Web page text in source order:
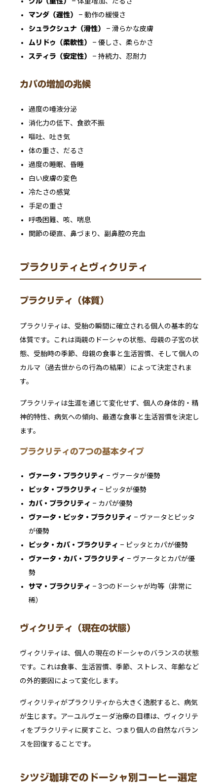
マンダ（遅性） – 動作の緩慢さ
シュラクシュナ（滑性） – 滑らかな皮膚
ムリドゥ（柔軟性） – 優しさ、柔らかさ
スティラ（安定性） – 持続力、忍耐力
カパの増加の兆候
過度の唾液分泌
消化力の低下、食欲不振
嘔吐、吐き気
体の重さ、だるさ
過度の睡眠、昏睡
白い皮膚の変色
冷たさの感覚
手足の重さ
呼吸困難、咳、喘息
関節の硬直、鼻づまり、副鼻腔の充血
プラクリティとヴィクリティ
プラクリティ（体質）
プラクリティは、受胎の瞬間に確立される個人の基本的な
体質です。これは両親のドーシャの状態、母親の子宮の状
態、受胎時の季節、母親の食事と生活習慣、そして個人の
カルマ（過去世からの行為の結果）によって決定されま
す。
プラクリティは生涯を通じて変化せず、個人の身体的・精
神的特性、病気への傾向、最適な食事と生活習慣を決定し
ます。
プラクリティの7つの基本タイプ
ヴァータ・プラクリティ – ヴァータが優勢
ピッタ・プラクリティ – ピッタが優勢
カパ・プラクリティ – カパが優勢
ヴァータ・ピッタ・プラクリティ – ヴァータとピッタ
が優勢
ピッタ・カパ・プラクリティ – ピッタとカパが優勢
ヴァータ・カパ・プラクリティ – ヴァータとカパが優
勢
サマ・プラクリティ – 3つのドーシャが均等（非常に
稀）
ヴィクリティ（現在の状態）
ヴィクリティは、個人の現在のドーシャのバランスの状態
です。これは食事、生活習慣、季節、ストレス、年齢など
の外的要因によって変化します。
ヴィクリティがプラクリティから大きく逸脱すると、病気
が生じます。アーユルヴェーダ治療の目標は、ヴィクリテ
ィをプラクリティに戻すこと、つまり個人の自然なバラン
スを回復することです。
シツジ珈琲でのドーシャ別コーヒー選定